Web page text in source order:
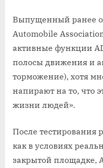
Выпущенный ранее
Automobile
активные функции
полосы движения и
торможение), хотя
напирают на то, что
жизни людей».
После тестирования
как в условиях
закрытой площадке,